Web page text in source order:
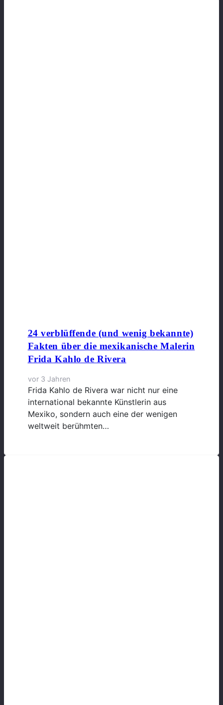
24 verblüffende (und wenig bekannte)
Fakten über die mexikanische Malerin
Frida Kahlo de Rivera
vor 3 Jahren
Frida Kahlo de Rivera war nicht nur eine
international bekannte Künstlerin aus
Mexiko, sondern auch eine der wenigen
weltweit berühmten…